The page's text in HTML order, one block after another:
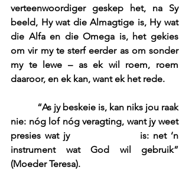
verteenwoordiger geskep het, na Sy
beeld, Hy wat die Almagtige is, Hy wat
die Alfa en die Omega is, het gekies
om vir my te sterf eerder as om sonder
my te lewe – as ek wil roem, roem
daaroor, en ek kan, want ek het rede.
nie: nóg lof nóg veragting, want jy weet
presies wat jy                 is: net ‘n
instrument wat God wil gebruik”
(Moeder Teresa).